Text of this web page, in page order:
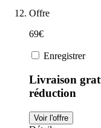
Offre
69€
Enregistrer
Livraison
réduction
Voir l'offre